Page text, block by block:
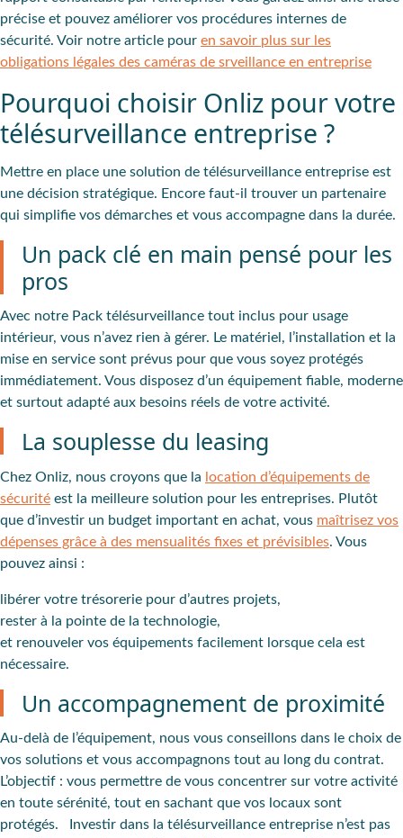
précise et pouvez améliorer vos procédures internes de
sécurité. Voir notre article pour en savoir plus sur les
obligations légales des caméras de srveillance en entreprise
Pourquoi choisir Onliz pour votre
télésurveillance entreprise ?
Mettre en place une solution de télésurveillance entreprise est
une décision stratégique. Encore faut-il trouver un partenaire
qui simplifie vos démarches et vous accompagne dans la durée.
Un pack clé en main pensé pour les
pros
Avec notre Pack télésurveillance tout inclus pour usage
intérieur, vous n’avez rien à gérer. Le matériel, l’installation et la
mise en service sont prévus pour que vous soyez protégés
immédiatement. Vous disposez d’un équipement fiable, moderne
et surtout adapté aux besoins réels de votre activité.
La souplesse du leasing
Chez Onliz, nous croyons que la location d’équipements de
sécurité est la meilleure solution pour les entreprises. Plutôt
que d’investir un budget important en achat, vous maîtrisez vos
dépenses grâce à des mensualités fixes et prévisibles. Vous
pouvez ainsi :
libérer votre trésorerie pour d’autres projets,
rester à la pointe de la technologie,
et renouveler vos équipements facilement lorsque cela est
nécessaire.
Un accompagnement de proximité
Au-delà de l’équipement, nous vous conseillons dans le choix de
vos solutions et vous accompagnons tout au long du contrat.
L’objectif : vous permettre de vous concentrer sur votre activité
en toute sérénité, tout en sachant que vos locaux sont
protégés. Investir dans la télésurveillance entreprise n’est pas